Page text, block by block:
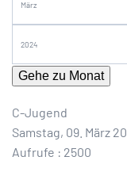
Gehe zu Monat
C-Jugend
Samstag, 09. März
Aufrufe : 2500